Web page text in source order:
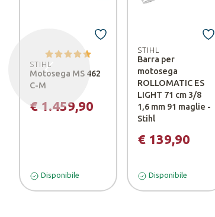
STIHL
Motosega MS 462
C-M
€ 1.459,90
Disponibile
STIHL
Barra per
motosega
ROLLOMATIC ES
LIGHT 71 cm 3/8
1,6 mm 91 maglie -
Stihl
€ 139,90
Disponibile
Precedente